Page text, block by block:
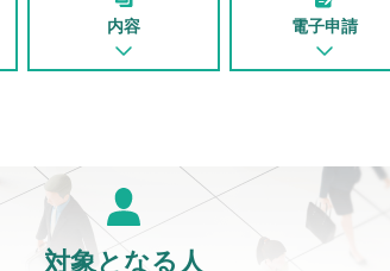
内容 電子申請
対象となる人